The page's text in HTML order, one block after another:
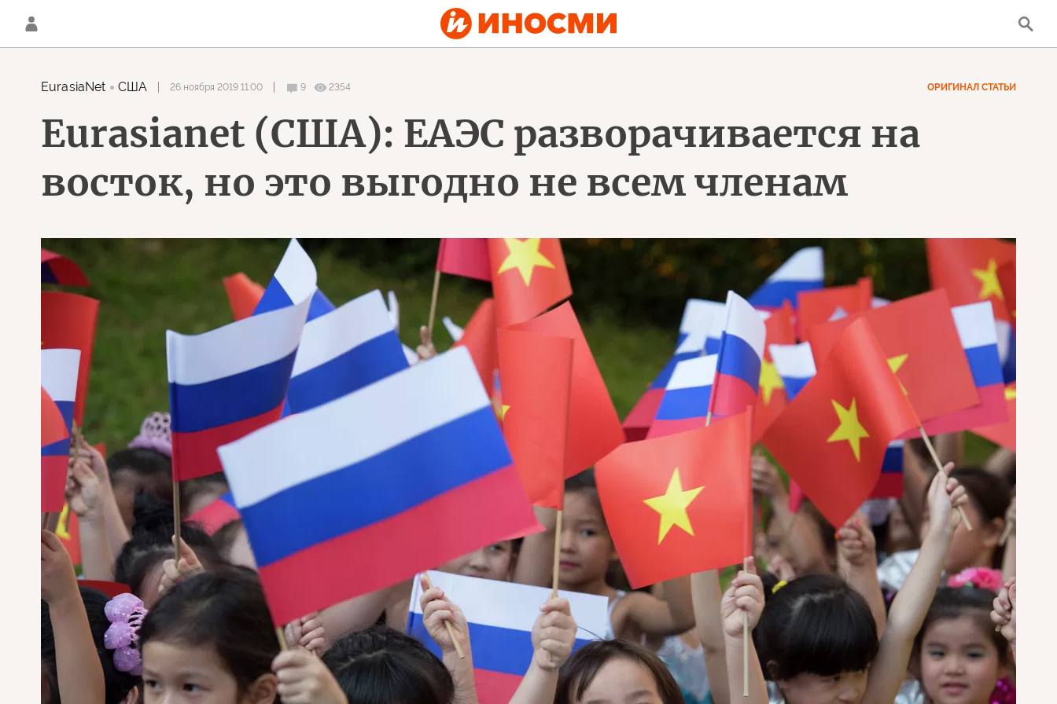
EurasiaNet США 26 ноября 2019 11:00 9 2354 ОРИГИНАЛ СТАТЬИ
Eurasianet (США): ЕАЭС разворачивается на
восток, но это выгодно не всем членам